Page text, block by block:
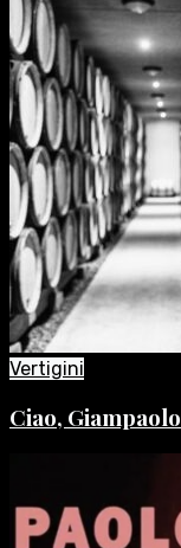
Vertigini
Ciao, Giampaolo